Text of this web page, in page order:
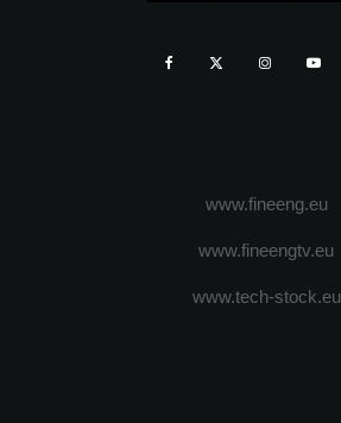
www.fineeng.eu
www.fineengtv.eu
www.tech-stock.eu